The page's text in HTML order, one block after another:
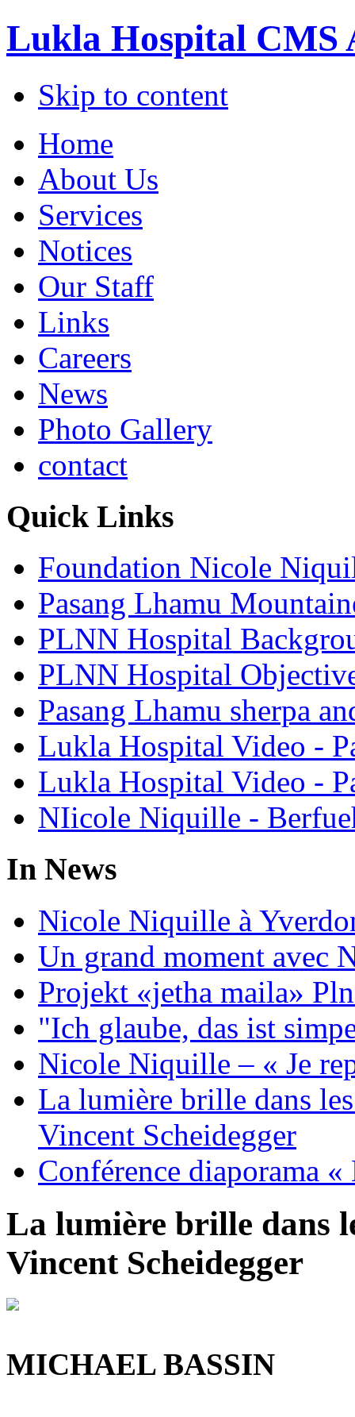
Lukla Hospital CMS
Skip to content
Home
About Us
Services
Notices
Our Staff
Links
Careers
News
Photo Gallery
contact
Quick Links
Foundation Nicole
Pasang Lhamu
PLNN Hospital
PLNN Hospital
Pasang Lhamu sherpa
Lukla Hospital Video -
Lukla Hospital Video -
NIicole Niquille -
In News
Nicole Niquille à
Un grand moment avec
Projekt «jetha maila»
"Ich glaube, das ist
Nicole Niquille – « Je
La lumière brille dans
Vincent Scheidegger
Conférence diaporama
La lumière brille dans
Vincent Scheidegger
MICHAEL BASSIN